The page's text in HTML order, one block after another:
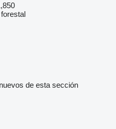
de esta sección